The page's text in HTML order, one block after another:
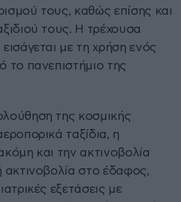
τους, καθώς επίσης και
τους. Η τρέχουσα
με τη χρήση ενός
το πανεπιστήμιο της
της κοσμικής
ταξίδια, η
και την ακτινοβολία
ακτινοβολία στο έδαφος,
εξετάσεις με